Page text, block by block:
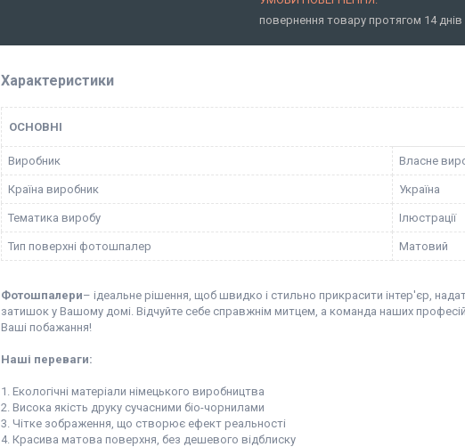
повернення товару протягом 14 днів
Характеристики
ОСНОВНІ
Виробник Власне
Країна виробник Україна
Тематика виробу Ілюстрації
Тип поверхні фотошпалер Матовий
Фотошпалери– ідеальне рішення, щоб швидко і стильно прикрасити інтер'єр,
затишок у Вашому домі. Відчуйте себе справжнім митцем, а команда наших
Ваші побажання!
Наші переваги:
1. Екологічні матеріали німецького виробництва
2. Висока якість друку сучасними біо-чорнилами
3. Чітке зображення, що створює ефект реальності
4. Красива матова поверхня, без дешевого відблиску